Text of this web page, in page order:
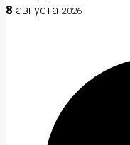
8 августа 2026